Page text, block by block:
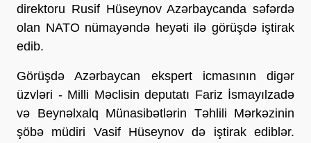
direktoru Rusif Hüseynov Azərbaycanda səfərdə
olan NATO nümayəndə heyəti ilə görüşdə iştirak
edib.
Görüşdə Azərbaycan ekspert icmasının digər
üzvləri - Milli Məclisin deputatı Fariz İsmayılzadə
və Beynəlxalq Münasibətlərin Təhlili Mərkəzinin
şöbə müdiri Vasif Hüseynov də iştirak ediblər.